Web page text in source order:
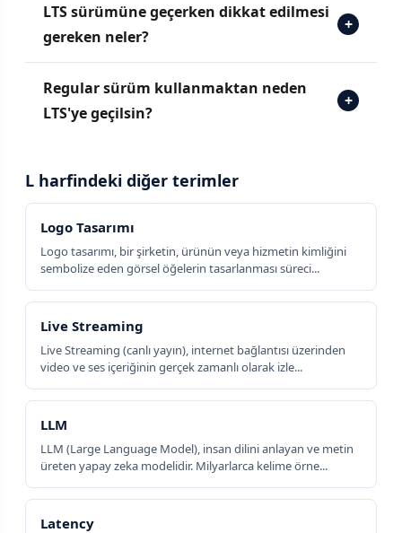
LTS sürümüne geçerken dikkat edilmesi
gereken neler?
+
Regular sürüm kullanmaktan neden
LTS'ye geçilsin?
+
L harfindeki diğer terimler
Logo Tasarımı
Logo tasarımı, bir şirketin, ürünün veya hizmetin kimliğini
sembolize eden görsel öğelerin tasarlanması süreci...
Live Streaming
Live Streaming (canlı yayın), internet bağlantısı üzerinden
video ve ses içeriğinin gerçek zamanlı olarak izle...
LLM
LLM (Large Language Model), insan dilini anlayan ve metin
üreten yapay zeka modelidir. Milyarlarca kelime örne...
Latency